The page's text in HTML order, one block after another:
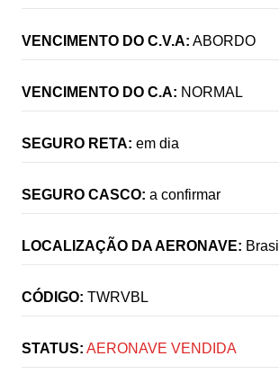
VENCIMENTO DO C.V.A: ABORDO
VENCIMENTO DO C.A: NORMAL
SEGURO RETA: em dia
SEGURO CASCO: a confirmar
LOCALIZAÇÃO DA AERONAVE: Brasil
CÓDIGO: TWRVBL
STATUS: AERONAVE VENDIDA